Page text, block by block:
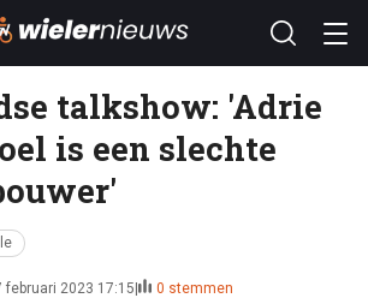
talkshow: 'Adrie
is een slechte
februari 2023 17:15 0 stemmen